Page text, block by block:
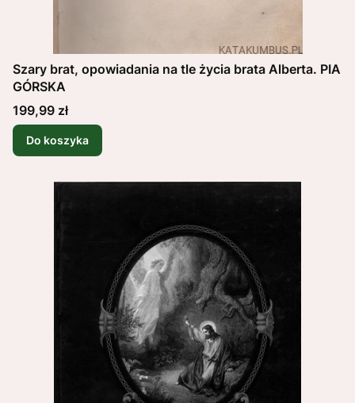
Szary brat, opowiadania na tle życia brata Alberta. PIA
GÓRSKA
Cena
199,99 zł
Do koszyka